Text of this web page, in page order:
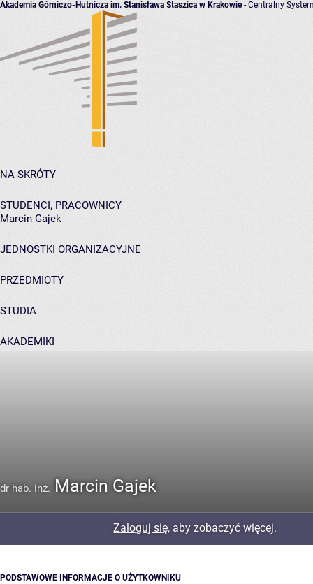
Akademia Górniczo-Hutnicza im. Stanisława Staszica w Krakowie- Centralny
NA SKRÓTY
STUDENCI, PRACOWNICY
Marcin Gajek
JEDNOSTKI ORGANIZACYJNE
PRZEDMIOTY
STUDIA
AKADEMIKI
dr hab. inż. Marcin Gajek
Zaloguj się, aby zobaczyć więcej.
PODSTAWOWE INFORMACJE O UŻYTKOWNIKU